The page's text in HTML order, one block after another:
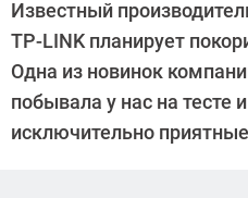
Suslov
Известный
TP-LINK планирует
Одна из новинок
побывала у нас на тесте
исключительно